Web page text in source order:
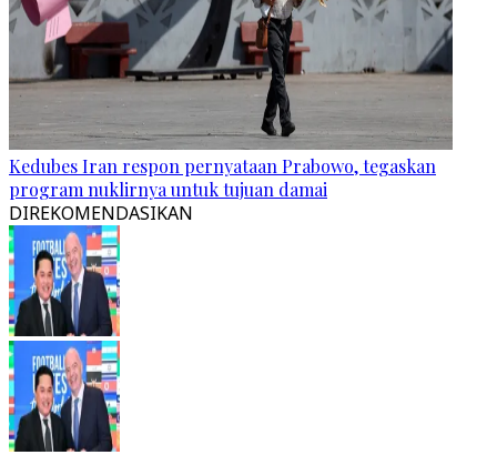
Kedubes Iran respon pernyataan Prabowo, tegaskan
program nuklirnya untuk tujuan damai
DIREKOMENDASIKAN